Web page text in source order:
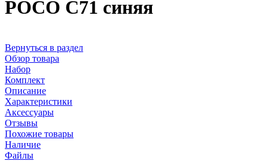
POCO C71 синяя
Вернуться в раздел
Обзор товара
Набор
Комплект
Описание
Характеристики
Аксессуары
Отзывы
Похожие товары
Наличие
Файлы